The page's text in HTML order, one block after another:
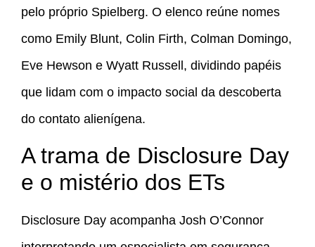
pelo próprio Spielberg. O elenco reúne nomes
como Emily Blunt, Colin Firth, Colman Domingo,
Eve Hewson e Wyatt Russell, dividindo papéis
que lidam com o impacto social da descoberta
do contato alienígena.
A trama de Disclosure Day
e o mistério dos ETs
Disclosure Day acompanha Josh O’Connor